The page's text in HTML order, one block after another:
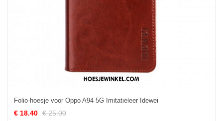
Folio-hoesje voor Oppo A94 5G Imitatieleer Idewei
€ 18.40 € 25.00